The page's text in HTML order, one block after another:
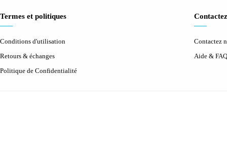
Termes et politiques
Conditions d'utilisation
Retours & échanges
Politique de Confidentialité
Contactez
Aide & FAQ